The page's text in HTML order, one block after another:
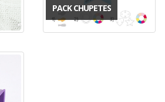
PACK CHUPETES